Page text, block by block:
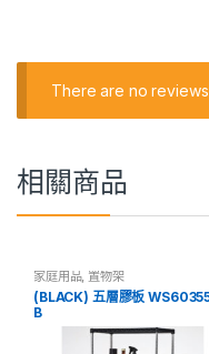
There are no
相關商品
家庭用品, 置物架
(BLACK) 五層膠板
B